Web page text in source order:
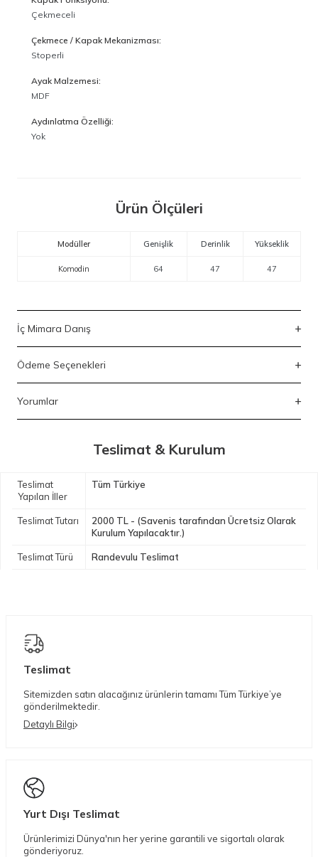
Çekmeceli
Çekmece / Kapak Mekanizması:
Stoperli
Ayak Malzemesi:
MDF
Aydınlatma Özelliği:
Yok
Ürün Ölçüleri
Modüller Genişlik Derinlik Yükseklik
Komodin 64 47 47
İç Mimara Danış
Ödeme Seçenekleri
Yorumlar
Teslimat & Kurulum
Teslimat
Yapılan İller
Tüm Türkiye
Teslimat Tutarı
2000 TL - (Savenis tarafından Ücretsiz Olarak
Kurulum Yapılacaktır.)
Teslimat Türü Randevulu Teslimat
Teslimat
Sitemizden satın alacağınız ürünlerin tamamı Tüm Türkiye’ye
gönderilmektedir.
Detaylı Bilgi
Yurt Dışı Teslimat
Ürünlerimizi Dünya'nın her yerine garantili ve sigortalı olarak
gönderiyoruz.